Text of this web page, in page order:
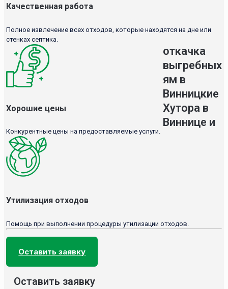
Качественная работа
Полное извлечение всех отходов, которые находятся на дне или
стенках септика.
Хорошие цены
Конкурентные цены на предоставляемые услуги.
Утилизация отходов
Помощь при выполнении процедуры утилизации отходов.
Оставить заявку
Оставить заявку
откачка
выгребных
ям в
Винницкие
Хутора в
Виннице и